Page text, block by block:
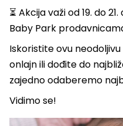
⏳ Akcija važi od 19. do
Baby Park
Iskoristite ovu
onlajn ili dođite do
zajedno odaberemo
Vidimo se!